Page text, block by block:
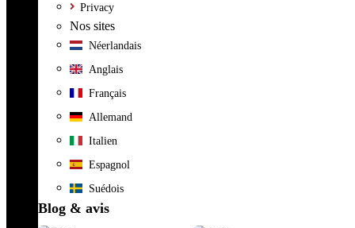
Privacy
Nos sites
Néerlandais
Anglais
Français
Allemand
Italien
Espagnol
Suédois
Blog & avis